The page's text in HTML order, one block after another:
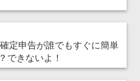
定申告が誰でもすぐに簡単
できないよ！